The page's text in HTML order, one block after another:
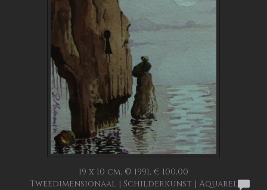
19 x 10 cm, © 1991, € 100,00
Tweedimensionaal | Schilderkunst | Aquarel